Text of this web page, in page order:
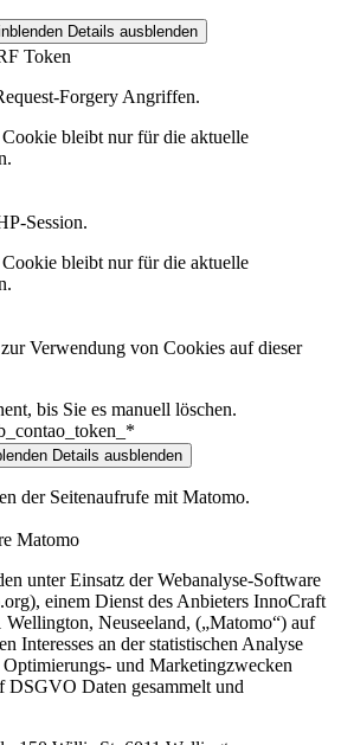
Details ausblenden
Token
Forgery Angriffen.
Cookie bleibt nur für die aktuelle
Session.
Cookie bleibt nur für die aktuelle
Verwendung von Cookies auf dieser
bis Sie es manuell löschen.
Details ausblenden
der Seitenaufrufe mit Matomo.
Matomo
unter Einsatz der Webanalyse-Software
einem Dienst des Anbieters InnoCraft
Neuseeland, („Matomo“) auf
Interesses an der statistischen Analyse
und Marketingzwecken
DSGVO Daten gesammelt und